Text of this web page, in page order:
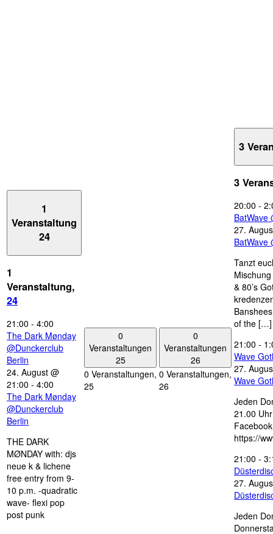
1
Veranstaltung
24
1
Veranstaltung,
24
21:00 - 4:00
The Dark Mønday
@Dunckerclub
Berlin
24. August @
21:00 - 4:00
The Dark Mønday
@Dunckerclub
Berlin
THE DARK
MØNDAY with: djs
neue k & lichene
free entry from 9-
10 p.m. -quadratic
wave- flexi pop
post punk
0
Veranstaltungen
25
0 Veranstaltungen,
25
0
Veranstaltungen
26
0 Veranstaltungen,
26
3
3
20:00 -
BatWave
27.
BatWave
Tanzt
& 80’s
of the […]
21:00 -
Wave
27.
Wave
Jeden
21.00
https://
21:00 -
27.
Jeden